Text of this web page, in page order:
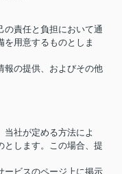
責任と負担において通
用意するものとしま
報の提供、およびその他
社が定める方法によ
とします。この場合、提
ービスのページ上に掲示